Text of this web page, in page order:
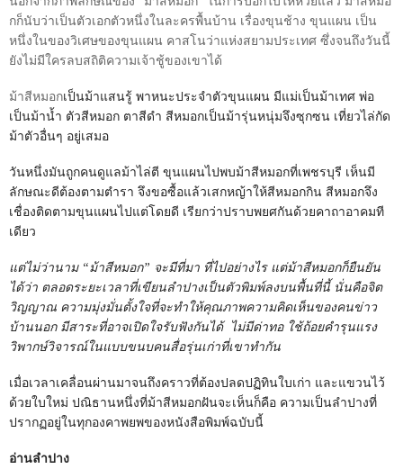
กก็นับว่าเป็นตัวเอกตัวหนึ่งในละครพื้นบ้าน เรื่องขุนช้าง ขุนแผน เป็น
หนึ่งในของวิเศษของขุนแผน คาสโนว่าแห่งสยามประเทศ ซึ่งจนถึงวันนี้
ยังไม่มีใครลบสถิติความเจ้าชู้ของเขาได้
ม้าสีหมอกเป็นม้าแสนรู้ พาหนะประจำตัวขุนแผน มีแม่เป็นม้าเทศ พ่อ
เป็นม้าน้ำ ตัวสีหมอก ตาสีดำ สีหมอกเป็นม้ารุ่นหนุ่มจึงซุกซน เที่ยวไล่กัด
ม้าตัวอื่นๆ อยู่เสมอ
วันหนึ่งมันถูกคนดูแลม้าไล่ตี ขุนแผนไปพบม้าสีหมอกที่เพชรบุรี เห็นมี
ลักษณะดีต้องตามตำรา จึงขอซื้อแล้วเสกหญ้าให้สีหมอกกิน สีหมอกจึง
เชื่องติดตามขุนแผนไปแต่โดยดี เรียกว่าปราบพยศกันด้วยคาถาอาคมที
เดียว
แต่ไม่ว่านาม “ม้าสีหมอก” จะมีที่มา ที่ไปอย่างไร แต่ม้าสีหมอกก็ยืนยัน
ได้ว่า ตลอดระยะเวลาที่เขียนลำปางเป็นตัวพิมพ์ลงบนพื้นที่นี้ นั่นคือจิต
วิญญาณ ความมุ่งมั่นตั้งใจที่จะทำให้คุณภาพความคิดเห็นของคนข่าว
บ้านนอก มีสาระที่อาจเปิดใจรับฟังกันได้ ไม่มีด่าทอ ใช้ถ้อยคำรุนแรง
วิพากษ์วิจารณ์ในแบบขนบคนสื่อรุ่นเก่าที่เขาทำกัน
เมื่อเวลาเคลื่อนผ่านมาจนถึงคราวที่ต้องปลดปฏิทินใบเก่า และแขวนไว้
ด้วยใบใหม่ ปณิธานหนึ่งที่ม้าสีหมอกฝันจะเห็นก็คือ ความเป็นลำปางที่
ปรากฏอยู่ในทุกองคาพยพของหนังสือพิมพ์ฉบับนี้
อ่านลำปาง